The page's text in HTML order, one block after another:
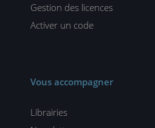
Gestion des licences
Activer un code
Vous accompagner
Librairies